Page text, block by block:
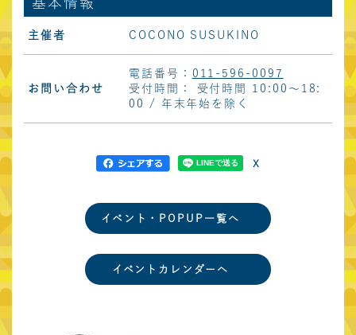
主催者 COCONO SUSUKINO
お問い合わせ
電話番号： 011-596-0097
受付時間： 受付時間 10:00～18:
00 / 年末年始を除く
X
イベント・POPUP一覧へ
イベントカレンダーへ